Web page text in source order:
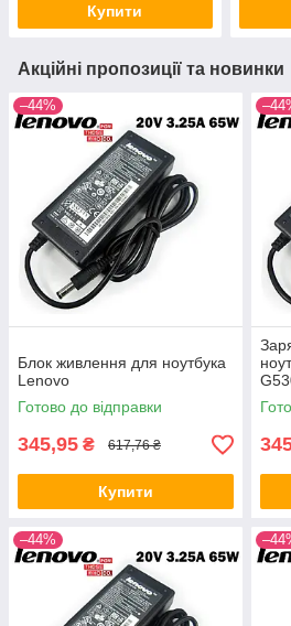
Купити
Акційні пропозиції та новинки
–44%
Блок живлення для ноутбука
Lenovo
Готово до відправки
345,95 ₴ 617,76 ₴
Купити
–44%